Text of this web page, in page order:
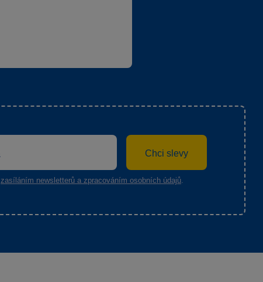
Chci slevy
zasíláním newsletterů a zpracováním osobních údajů.